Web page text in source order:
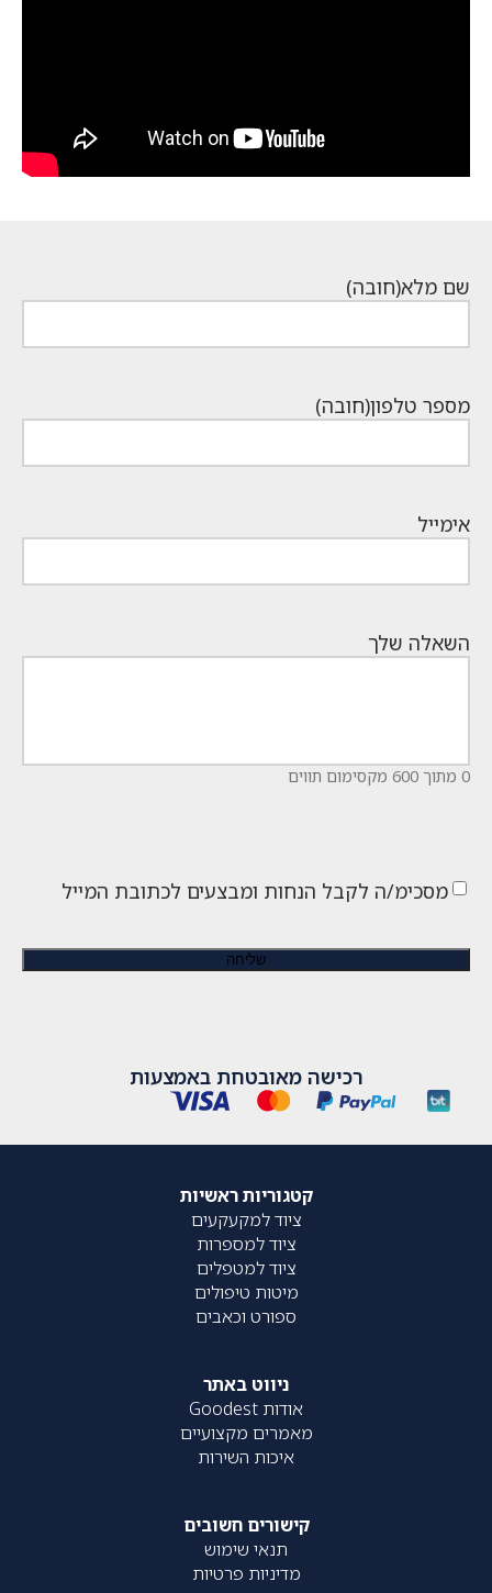
שם מלא(חובה)
מספר טלפון(חובה)
אימייל
השאלה שלך
0 מתוך 600 מקסימום תווים
מסכימ/ה לקבל הנחות ומבצעים לכתובת המייל
רכישה מאובטחת באמצעות
קטגוריות ראשיות
ציוד למקעקעים
ציוד למספרות
ציוד למטפלים
מיטות טיפולים
ספורט וכאבים
ניווט באתר
אודות Goodest
מאמרים מקצועיים
איכות השירות
קישורים חשובים
תנאי שימוש
מדיניות פרטיות